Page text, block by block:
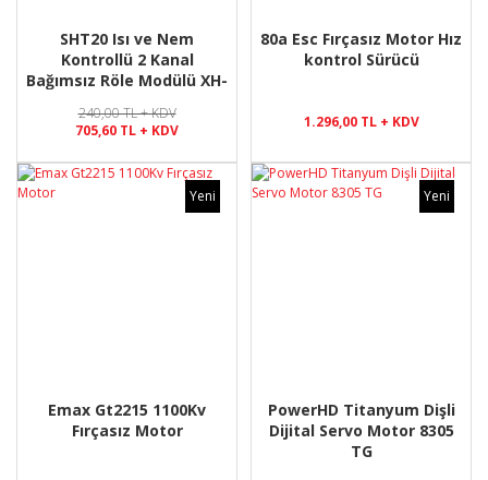
SHT20 Isı ve Nem
Kontrollü 2 Kanal
Bağımsız Röle Modülü XH-
240,00 TL + KDV
705,60 TL + KDV
80a Esc Fırçasız Motor Hız
kontrol Sürücü
1.296,00 TL + KDV
Yeni
Emax Gt2215 1100Kv
Fırçasız Motor
Yeni
PowerHD Titanyum Dişli
Dijital Servo Motor 8305
TG